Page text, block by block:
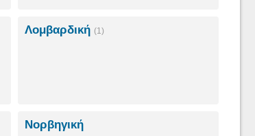
Λομβαρδική (1)
Νορβηγική